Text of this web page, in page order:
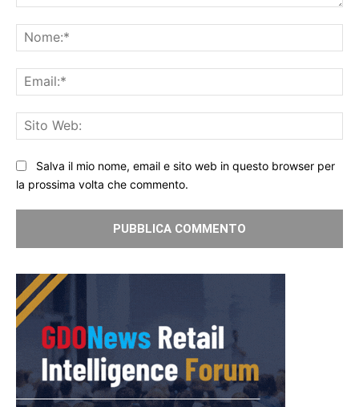
Salva il mio nome, email e sito web in questo browser per
la prossima volta che commento.